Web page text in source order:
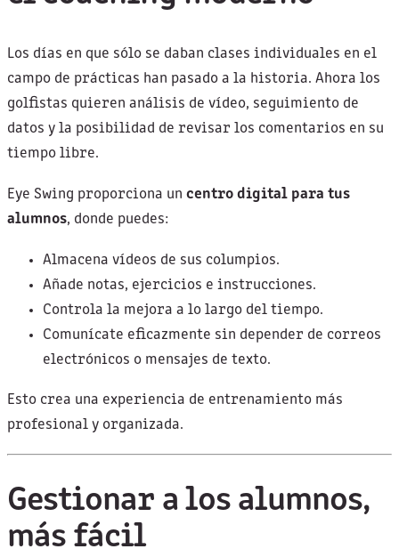
Los días en que sólo se daban clases individuales en el
campo de prácticas han pasado a la historia. Ahora los
golfistas quieren análisis de vídeo, seguimiento de
datos y la posibilidad de revisar los comentarios en su
tiempo libre.
Eye Swing proporciona un centro digital para tus
alumnos, donde puedes:
Almacena vídeos de sus columpios.
Añade notas, ejercicios e instrucciones.
Controla la mejora a lo largo del tiempo.
Comunícate eficazmente sin depender de correos
electrónicos o mensajes de texto.
Esto crea una experiencia de entrenamiento más
profesional y organizada.
Gestionar a los alumnos,
más fácil